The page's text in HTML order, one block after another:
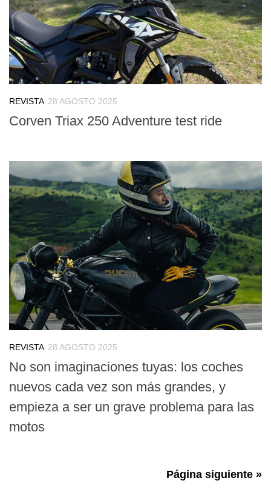
REVISTA 28 AGOSTO 2025
Corven Triax 250 Adventure test ride
REVISTA 28 AGOSTO 2025
No son imaginaciones tuyas: los coches
nuevos cada vez son más grandes, y
empieza a ser un grave problema para las
motos
Página siguiente »